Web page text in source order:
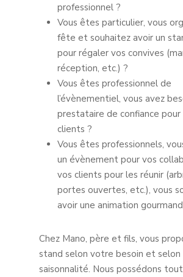
professionnel ?
Vous êtes particulier, vous
fête et souhaitez avoir un
pour régaler vos convives
réception, etc.) ?
Vous êtes professionnel de
l’évènementiel, vous avez
prestataire de confiance pour
clients ?
Vous êtes professionnels,
un évènement pour vos
vos clients pour les réunir
portes ouvertes, etc.), vous
avoir une animation
Chez Mano, père et fils, vous
stand selon votre besoin et selon
saisonnalité. Nous possédons